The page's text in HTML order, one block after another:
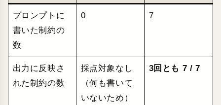
プロンプトに
書いた制約の
数
0 7
出力に反映さ
れた制約の数
採点対象なし
（何も書いて
いないため）
3回とも 7 / 7